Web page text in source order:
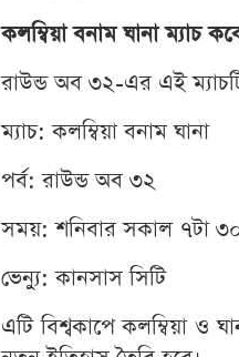
কলম্বিয়া বনাম ঘানা ম্যাচ
রাউন্ড অব ৩২-এর এই
ম্যাচ: কলম্বিয়া বনাম ঘানা
পর্ব: রাউন্ড অব ৩২
সময়: শনিবার সকাল ৭টা
ভেন্যু: কানসাস সিটি
এটি বিশ্বকাপে কলম্বিয়া ও